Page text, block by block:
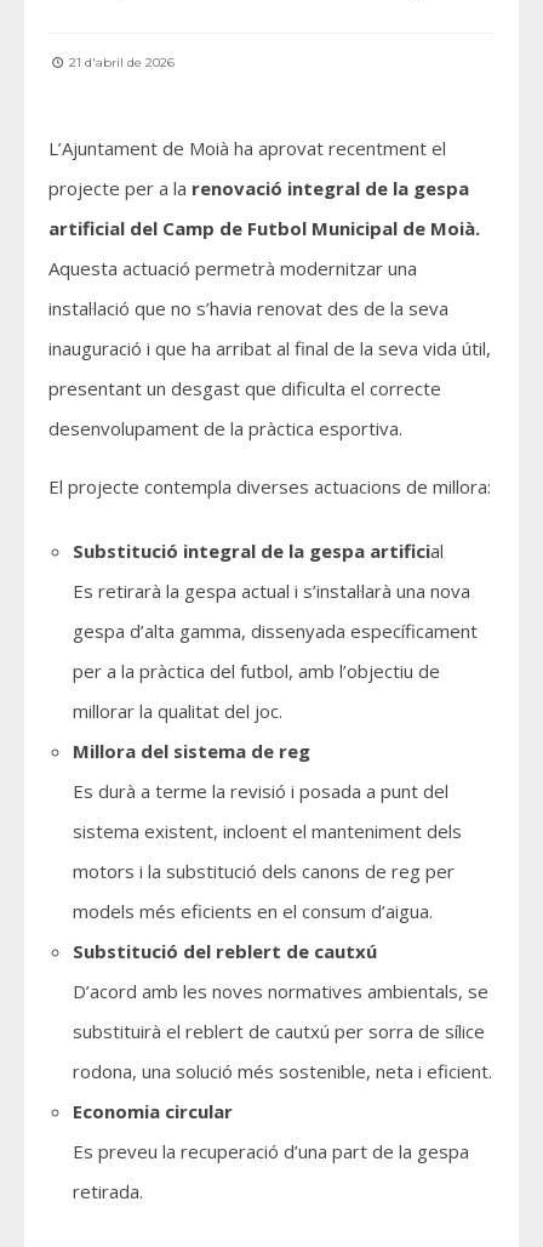
21 d'abril de 2026
L’Ajuntament de Moià ha aprovat recentment el
projecte per a la renovació integral de la gespa
artificial del Camp de Futbol Municipal de Moià.
Aquesta actuació permetrà modernitzar una
instal·lació que no s’havia renovat des de la seva
inauguració i que ha arribat al final de la seva vida útil,
presentant un desgast que dificulta el correcte
desenvolupament de la pràctica esportiva.
El projecte contempla diverses actuacions de millora:
Substitució integral de la gespa artificial
Es retirarà la gespa actual i s’instal·larà una nova
gespa d’alta gamma, dissenyada específicament
per a la pràctica del futbol, amb l’objectiu de
millorar la qualitat del joc.
Millora del sistema de reg
Es durà a terme la revisió i posada a punt del
sistema existent, incloent el manteniment dels
motors i la substitució dels canons de reg per
models més eficients en el consum d’aigua.
Substitució del reblert de cautxú
D’acord amb les noves normatives ambientals, se
substituirà el reblert de cautxú per sorra de sílice
rodona, una solució més sostenible, neta i eficient.
Economia circular
Es preveu la recuperació d’una part de la gespa
retirada.